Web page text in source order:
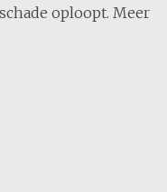
oploopt. Meer